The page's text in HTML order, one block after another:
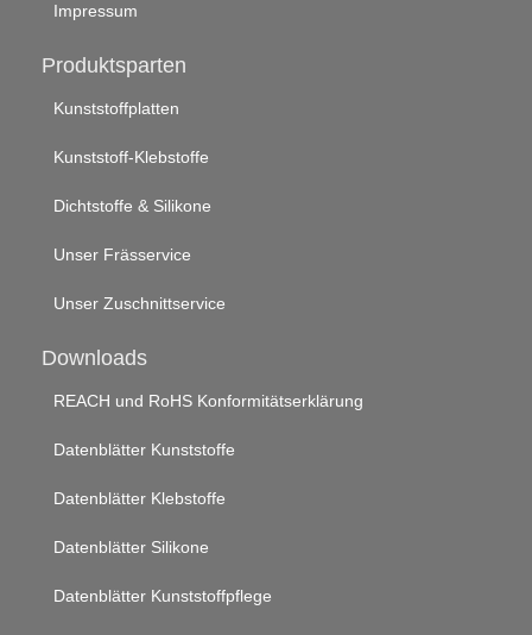
Impressum
Produktsparten
Kunststoffplatten
Kunststoff-Klebstoffe
Dichtstoffe & Silikone
Unser Frässervice
Unser Zuschnittservice
Downloads
REACH und RoHS Konformitätserklärung
Datenblätter Kunststoffe
Datenblätter Klebstoffe
Datenblätter Silikone
Datenblätter Kunststoffpflege